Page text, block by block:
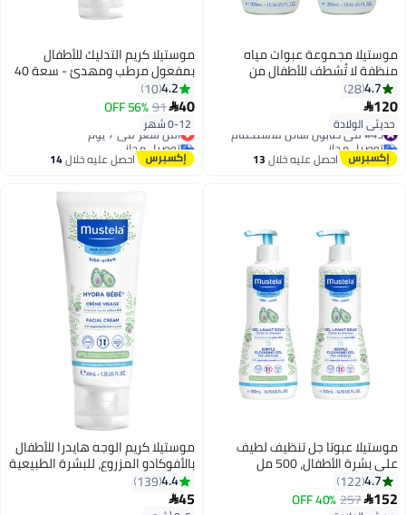
موستيلا مجموعة عبوات مياه
منظفة لا تُشطف للأطفال من
قطعتين، سعة 300 مل
4.7
28
120
حديثي الولادة
#45 في صابون سائل للاستحمام
توصيل مجاني
#45 في صابون سائل للاستحمام احصل عليه خلال13
موستيلا كريم التدليك للأطفال
بمفعول مرطب ومهدئ - سعة 40
مل4.2
10
40
91
56% OFF
0-12 شهرأقل سعر في 7 يوم
توصيل مجاني
أقل سعر في 7 يوماحصل عليه خلال14
موستيلا عبوتا جل تنظيف لطيف
على بشرة الأطفال، 500 مل
4.7
122
152
257
40% OFF
موستيلا كريم الوجه هايدرا للأطفال
بالأفوكادو المزروع، للبشرة الطبيعية
4.4
139
45